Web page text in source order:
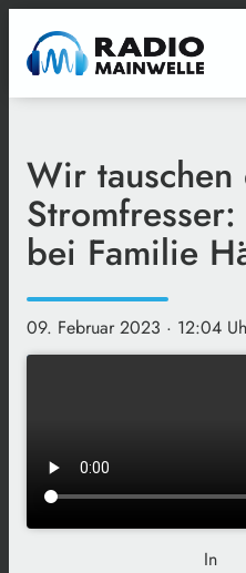
Wir tauschen
bei Familie
09. Februar 2023 · 12:04
In